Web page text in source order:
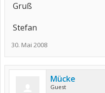
Gruß
Stefan
30. Mai 2008
Mücke
Guest